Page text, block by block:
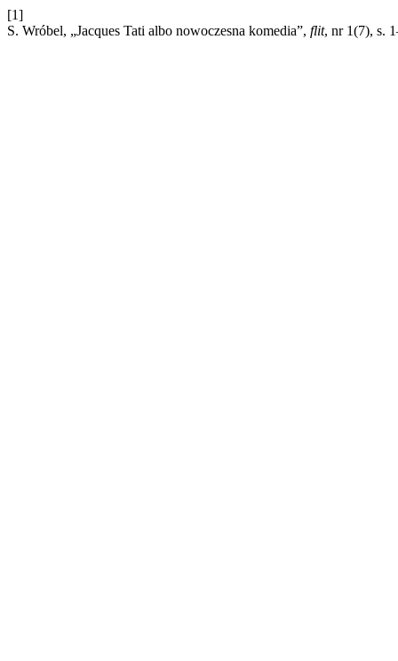
[1]
S. Wróbel, „Jacques Tati albo nowoczesna komedia”, flit, nr 1(7), s.